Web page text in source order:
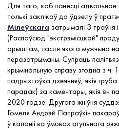
Для таго, каб панесці
толькі заклікаў да ўдзелу ў
Мілеўскага затрымалі 3
(Распаўсюд "экстрэмісцкай"
арыштам, пасля якога мужчына
перазатрыманы. Супраць
крымінальную справу згодна з ч.
падрыхтоўка дзеянняў, якія
парадак) за каментары, якія ён
2020 годзе. Другога жніўня
Гомеля Андрэй Папраўкін
ў калоніі ва ўмовах агульнага